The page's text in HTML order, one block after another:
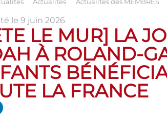
le 9 juin 2026
LE MUR] LA
À ROLAND-
LA FRANCE